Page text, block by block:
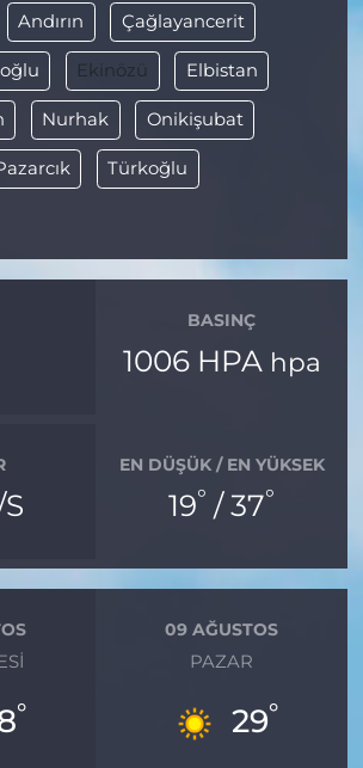
Andırın Çağlayancerit
Ekinözü Elbistan
Nurhak Onikişubat
Türkoğlu
BASINÇ
1006 HPA hpa
EN DÜŞÜK / EN YÜKSEK
19° / 37°
°
09 AĞUSTOS
PAZAR
29°